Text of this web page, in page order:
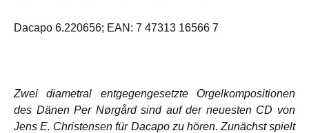
Dacapo 6.220656; EAN: 7 47313 16566 7
Zwei diametral entgegengesetzte Orgelkompositionen
des Dänen Per Nørgård sind auf der neuesten CD von
Jens E. Christensen für Dacapo zu hören. Zunächst spielt